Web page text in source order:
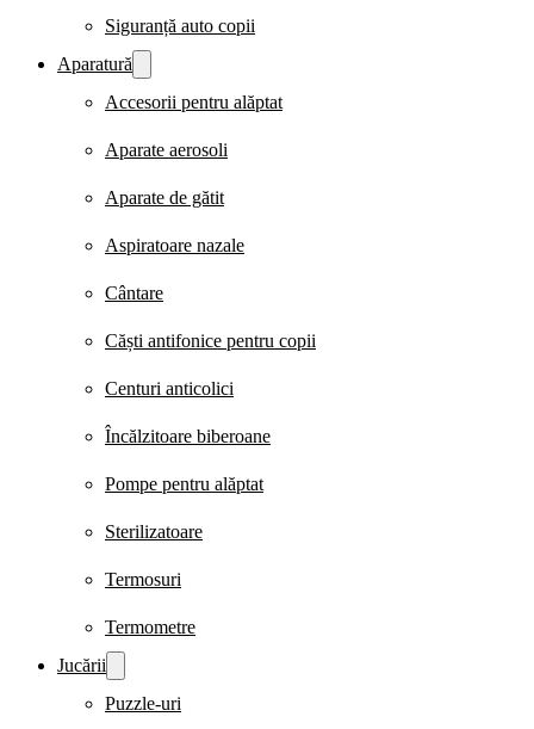
Siguranță auto copii
Aparatură
Accesorii pentru alăptat
Aparate aerosoli
Aparate de gătit
Aspiratoare nazale
Cântare
Căști antifonice pentru copii
Centuri anticolici
Încălzitoare biberoane
Pompe pentru alăptat
Sterilizatoare
Termosuri
Termometre
Jucării
Puzzle-uri